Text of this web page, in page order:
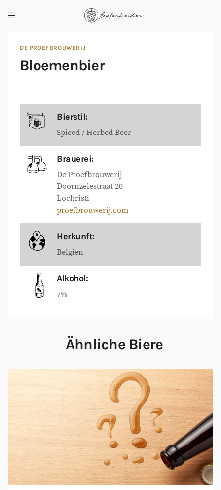
DE PROEFBROUWERIJ
Bloemenbier
Bierstil:
Spiced / Herbed Beer
Brauerei:
De Proefbrouwerij
Doornzelestraat 20
Lochristi
proefbrouwerij.com
Herkunft:
Belgien
Alkohol:
7%
Ähnliche Biere